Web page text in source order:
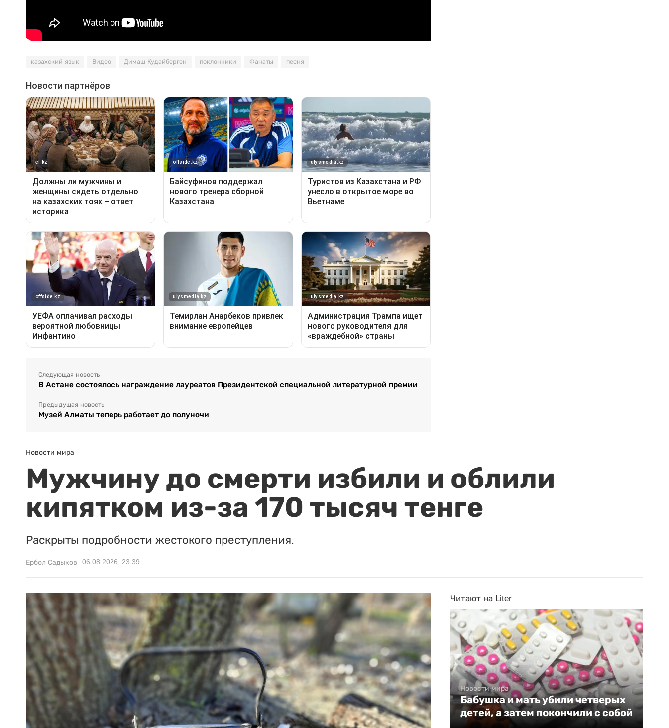
казахский язык Видео Димаш Кудайберген поклонники Фанаты песня
Следующая новость
В Астане состоялось награждение лауреатов Президентской специальной литературной премии
Предыдущая новость
Музей Алматы теперь работает до полуночи
Новости мира
Мужчину до смерти избили и облили
кипятком из-за 170 тысяч тенге
Раскрыты подробности жестокого преступления.
Ербол Садыков 06.08.2026, 23:39
Читают на Liter
Новости мира
Бабушка и мать убили четверых
детей, а затем покончили с собой